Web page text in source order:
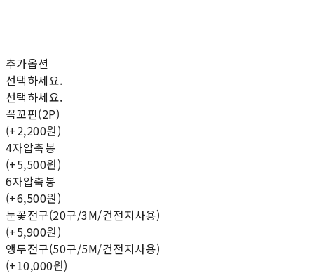
추가옵션
선택하세요.
선택하세요.
꼭꼬핀(2P)
(+2,200원)
4자압축봉
(+5,500원)
6자압축봉
(+6,500원)
눈꽃전구(20구/3M/건전지사용)
(+5,900원)
앵두전구(50구/5M/건전지사용)
(+10,000원)